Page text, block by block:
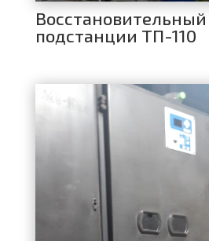
подстанции ТП-110